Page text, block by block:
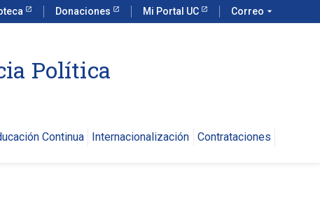
Donaciones Mi Portal UC Correo arrow_drop_down
Política
Continua Internacionalización Contrataciones